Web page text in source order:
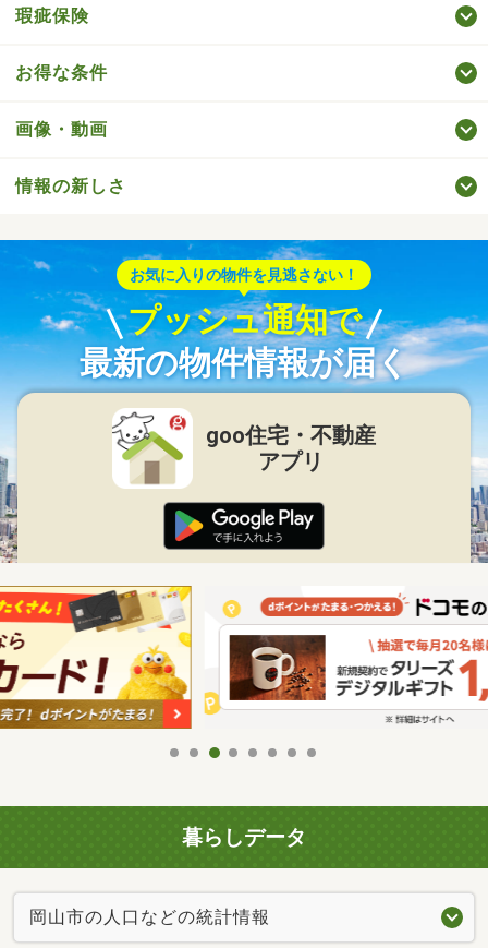
瑕疵保険
お得な条件
画像・動画
情報の新しさ
お気に入りの物件を見逃さない！
プッシュ通知で
最新の物件情報が届く
goo住宅・不動産
アプリ
暮らしデータ
岡山市の人口などの統計情報